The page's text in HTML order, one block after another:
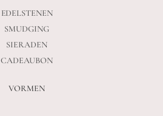
EDELSTENEN
SMUDGING
SIERADEN
CADEAUBON
VORMEN